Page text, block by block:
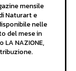
mensile
Naturart e
nelle
del mese in
NAZIONE,